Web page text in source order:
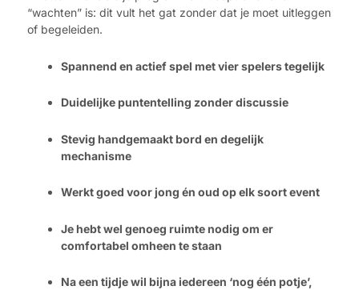
“wachten” is: dit vult het gat zonder dat je moet uitleggen
of begeleiden.
Spannend en actief spel met vier spelers tegelijk
Duidelijke puntentelling zonder discussie
Stevig handgemaakt bord en degelijk
mechanisme
Werkt goed voor jong én oud op elk soort event
Je hebt wel genoeg ruimte nodig om er
comfortabel omheen te staan
Na een tijdje wil bijna iedereen ‘nog één potje’,